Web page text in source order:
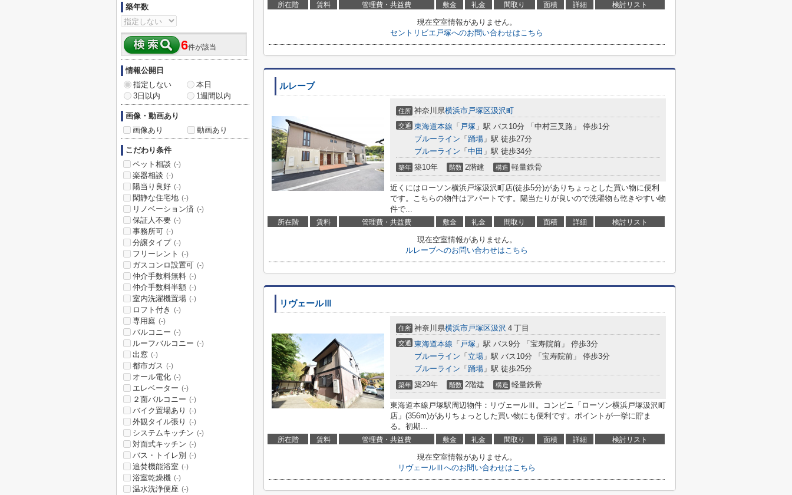
所在階 賃料 管理費・共益費 敷金 礼金 間取り 面積 詳細 検討リスト
現在空室情報がありません。
セントリビエ戸塚へのお問い合わせはこちら
ルレーブ
住所 神奈川県横浜市戸塚区汲沢町
交通 東海道本線 「 戸塚 」駅 バス10分 「中村三叉路」 停歩1分
ブルーライン 「 踊場 」駅 徒歩27分
ブルーライン 「 中田 」駅 徒歩34分
築年 築10年 階数 2階建 構造 軽量鉄骨
近くにはローソン横浜戸塚汲沢町店(徒歩5分)がありちょっとした買い物に便利
です。こちらの物件はアパートです。陽当たりが良いので洗濯物も乾きやすい物
件で...
所在階 賃料 管理費・共益費 敷金 礼金 間取り 面積 詳細 検討リスト
現在空室情報がありません。
ルレーブへのお問い合わせはこちら
リヴェールⅢ
住所 神奈川県横浜市戸塚区汲沢 ４丁目
交通 東海道本線 「 戸塚 」駅 バス9分 「宝寿院前」 停歩3分
ブルーライン 「 立場 」駅 バス10分 「宝寿院前」 停歩3分
ブルーライン 「 踊場 」駅 徒歩25分
築年 築29年 階数 2階建 構造 軽量鉄骨
東海道本線戸塚駅周辺物件：リヴェールⅢ。コンビニ「ローソン横浜戸塚汲沢町
店」(356m)がありちょっとした買い物にも便利です。ポイントが一挙に貯ま
る。初期...
所在階 賃料 管理費・共益費 敷金 礼金 間取り 面積 詳細 検討リスト
現在空室情報がありません。
リヴェールⅢへのお問い合わせはこちら
築年数
6件が該当
情報公開日
指定しない
本日
3日以内
1週間以内
画像・動画あり
画像あり
動画あり
こだわり条件
ペット相談 (-)
楽器相談 (-)
陽当り良好 (-)
閑静な住宅地 (-)
リノベーション済 (-)
保証人不要 (-)
事務所可 (-)
分譲タイプ (-)
フリーレント (-)
ガスコンロ設置可 (-)
仲介手数料無料 (-)
仲介手数料半額 (-)
室内洗濯機置場 (-)
ロフト付き (-)
専用庭 (-)
バルコニー (-)
ルーフバルコニー (-)
出窓 (-)
都市ガス (-)
オール電化 (-)
エレベーター (-)
２面バルコニー (-)
バイク置場あり (-)
外観タイル張り (-)
システムキッチン (-)
対面式キッチン (-)
バス・トイレ別 (-)
追焚機能浴室 (-)
浴室乾燥機 (-)
温水洗浄便座 (-)